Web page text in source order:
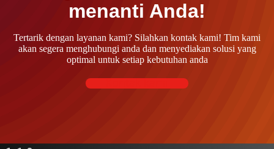
menanti Anda!
Tertarik dengan layanan kami? Silahkan kontak kami! Tim kami
akan segera menghubungi anda dan menyediakan solusi yang
optimal untuk setiap kebutuhan anda
Kontak kami